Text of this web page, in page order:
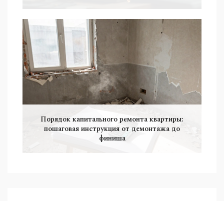
Порядок капитального ремонта квартиры:
пошаговая инструкция от демонтажа до
финиша